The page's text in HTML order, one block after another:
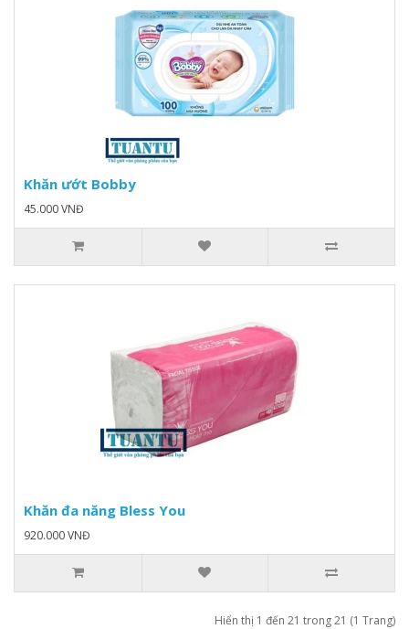
Khăn ướt Bobby
45.000 VNĐ
Khăn đa năng Bless You
920.000 VNĐ
Hiển thị 1 đến 21 trong 21 (1 Trang)